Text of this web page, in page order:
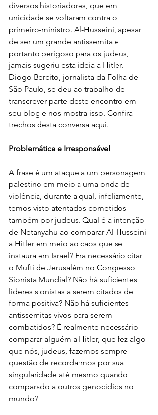
diversos historiadores, que em
unicidade se voltaram contra o
primeiro-ministro. Al-Husseini, apesar
de ser um grande antissemita e
portanto perigoso para os judeus,
jamais sugeriu esta ideia a Hitler.
Diogo Bercito, jornalista da Folha de
São Paulo, se deu ao trabalho de
transcrever parte deste encontro em
seu blog e nos mostra isso. Confira
trechos desta conversa aqui.
Problemática e Irresponsável
A frase é um ataque a um personagem
palestino em meio a uma onda de
violência, durante a qual, infelizmente,
temos visto atentados cometidos
também por judeus. Qual é a intenção
de Netanyahu ao comparar Al-Husseini
a Hitler em meio ao caos que se
instaura em Israel? Era necessário citar
o Mufti de Jerusalém no Congresso
Sionista Mundial? Não há suficientes
líderes sionistas a serem citados de
forma positiva? Não há suficientes
antissemitas vivos para serem
combatidos? É realmente necessário
comparar alguém a Hitler, que fez algo
que nós, judeus, fazemos sempre
questão de recordarmos por sua
singularidade até mesmo quando
comparado a outros genocídios no
mundo?